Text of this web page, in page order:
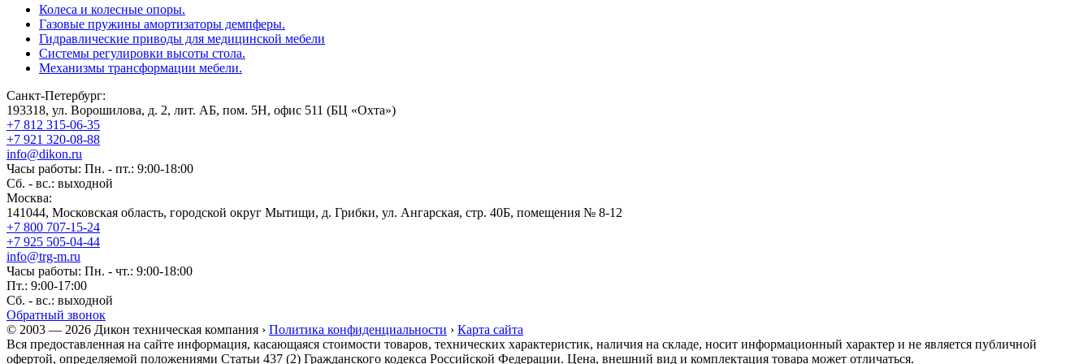
Колеса и колесные опоры.
Газовые пружины амортизаторы демпферы.
Гидравлические приводы для медицинской мебели
Системы регулировки высоты стола.
Механизмы трансформации мебели.
Санкт-Петербург:
193318, ул. Ворошилова, д. 2, лит. АБ, пом. 5Н, офис 511 (БЦ «Охта»)
+7 812 315-06-35
+7 921 320-08-88
info@dikon.ru
Часы работы: Пн. - пт.: 9:00-18:00
Сб. - вс.: выходной
Москва:
141044, Московская область, городской округ Мытищи, д. Грибки, ул. Ангарская, стр. 40Б, помещения № 8-12
+7 800 707-15-24
+7 925 505-04-44
info@trg-m.ru
Часы работы: Пн. - чт.: 9:00-18:00
Пт.: 9:00-17:00
Сб. - вс.: выходной
Обратный звонок
© 2003 — 2026 Дикон техническая компания › Политика конфиденциальности › Карта сайта
Вся предоставленная на сайте информация, касающаяся стоимости товаров, технических характеристик, наличия на складе, носит информационный характер и не является публичной
офертой, определяемой положениями Статьи 437 (2) Гражданского кодекса Российской Федерации. Цена, внешний вид и комплектация товара может отличаться.